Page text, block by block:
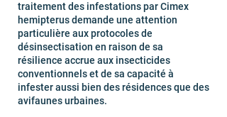
traitement des infestations par Cimex
hemipterus demande une attention
particulière aux protocoles de
désinsectisation en raison de sa
résilience accrue aux insecticides
conventionnels et de sa capacité à
infester aussi bien des résidences que des
avifaunes urbaines.